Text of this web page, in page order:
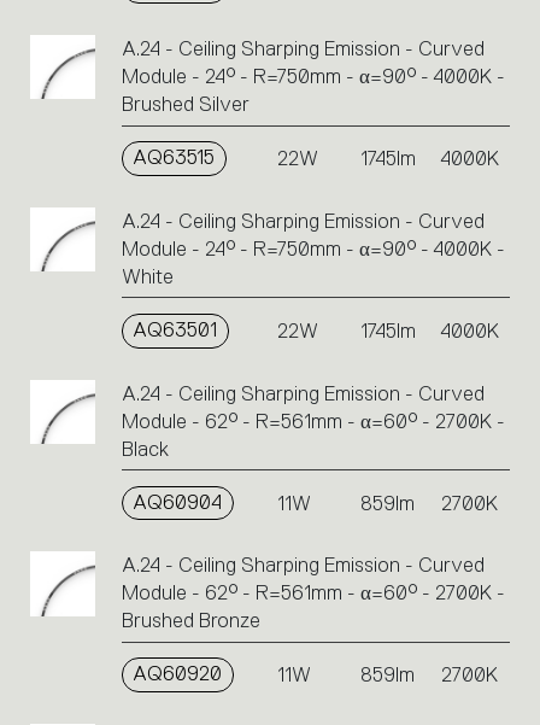
A.24 - Ceiling Sharping Emission - Curved
Module - 24° - R=750mm - α=90° - 4000K -
Brushed Silver
AQ63515 22W 1745lm 4000K
A.24 - Ceiling Sharping Emission - Curved
Module - 24° - R=750mm - α=90° - 4000K -
White
AQ63501 22W 1745lm 4000K
A.24 - Ceiling Sharping Emission - Curved
Module - 62° - R=561mm - α=60° - 2700K -
Black
AQ60904 11W 859lm 2700K
A.24 - Ceiling Sharping Emission - Curved
Module - 62° - R=561mm - α=60° - 2700K -
Brushed Bronze
AQ60920 11W 859lm 2700K